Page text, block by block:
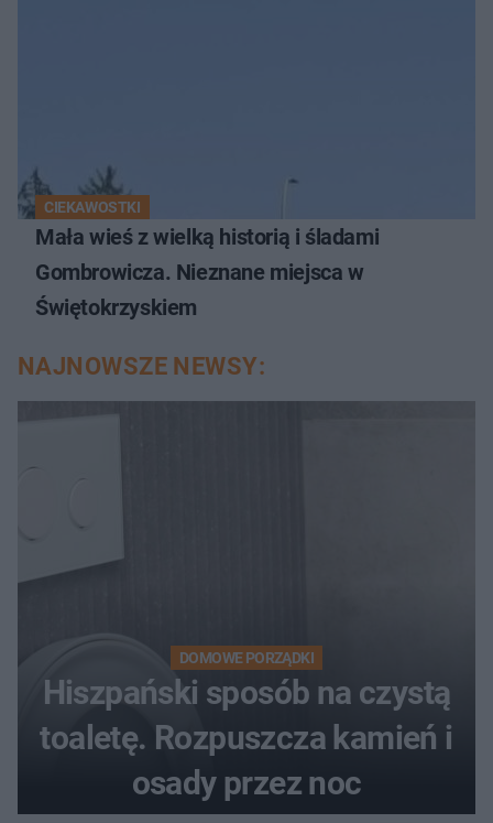
CIEKAWOSTKI
Mała wieś z wielką historią i śladami
Gombrowicza. Nieznane miejsca w
Świętokrzyskiem
NAJNOWSZE NEWSY:
DOMOWE PORZĄDKI
Hiszpański sposób na czystą
toaletę. Rozpuszcza kamień i
osady przez noc